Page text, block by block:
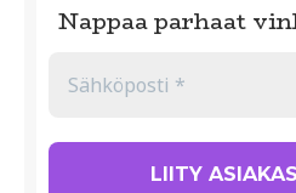
Nappaa parhaat